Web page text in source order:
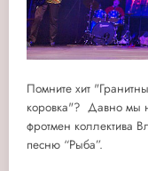
Помните хит
коровка"? Давно мы
фротмен коллектива
песню “Рыба”.